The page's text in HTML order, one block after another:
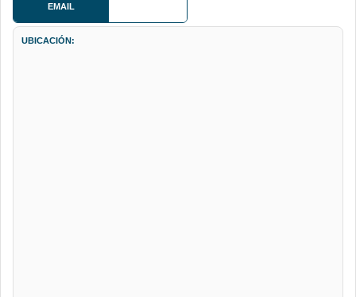
EMAIL
UBICACIÓN: